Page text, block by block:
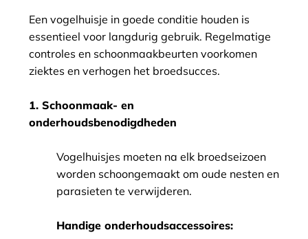
Een vogelhuisje in goede conditie houden is
essentieel voor langdurig gebruik. Regelmatige
controles en schoonmaakbeurten voorkomen
ziektes en verhogen het broedsucces.
1. Schoonmaak- en
onderhoudsbenodigdheden
Vogelhuisjes moeten na elk broedseizoen
worden schoongemaakt om oude nesten en
parasieten te verwijderen.
Handige onderhoudsaccessoires: